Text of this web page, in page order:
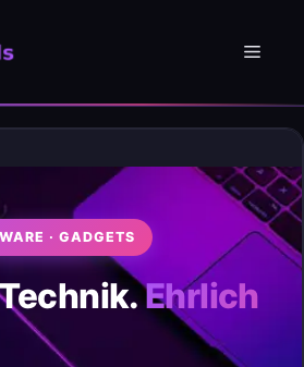
Menü
· GADGETS
Ehrlich